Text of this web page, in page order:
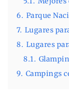
6. Parque
7. Lugares
8. Lugares
8.1.
9. Campings